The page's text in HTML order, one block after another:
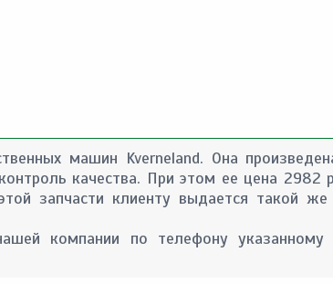
машин Kverneland. Она
качества. При этом ее цена 2982
запчасти клиенту выдается такой же
компании по телефону указанному